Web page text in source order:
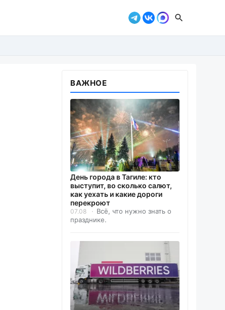
ВАЖНОЕ
День города в Тагиле: кто
выступит, во сколько салют,
как уехать и какие дороги
перекроют
07.08
Всё, что нужно знать о
празднике.